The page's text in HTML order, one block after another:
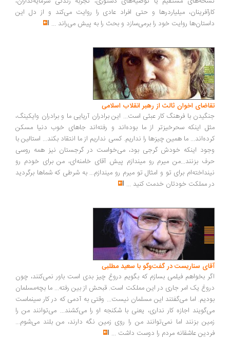
میلیاردرها و حتی افراد عادی را روایت می‌کند و از دل این
روایت خود را برمی‌سازد و بحث را به پیش می‌راند ...
اخوان ثالث از رهبر انقلاب اسلامی
با فرهنگ کار عبثی است... این برادران آریایی ما و برادران وایکینگ،
اینکه سحرخیزتر از ما بوده‌اند و رفته‌اند جاهای خوب دنیا مسکن
ما همین چیزها را نداریم. کسی نداریم از ما انتقاد بکند... استالین با
اینکه خودش گرجی بود، می‌خواست در گرجستان نیز همه روسی
بزنند...من میرم رو میندازم پیش آقای خامنه‌ای، من برای خودم رو
برای تو و امثال تو میرم رو میندازم... به شرطی که شماها برگردید
مملکت خودتان خدمت کنید...
سناریست در گفت‌وگو با سعید مطلبی
بخواهم فیلمی بسازم که بگویم دروغ چیز بدی است باور نمی‌کنند، چون
یک امر جاری در این مملکت است. قبحش از بین رفته... ما بچه‌مسلمان
اما می‌گفتند این مسلمان نیست... وقتی به آدمی که در کار سینماست
اجازه کار نداری، یعنی با شکنجه او را می‌کشند... می‌توانند من را
بزنند اما نمی‌توانند من را روی زمین نگه دارند، من بلند می‌شوم...
عاشقانه مردم را دوست داشت ...